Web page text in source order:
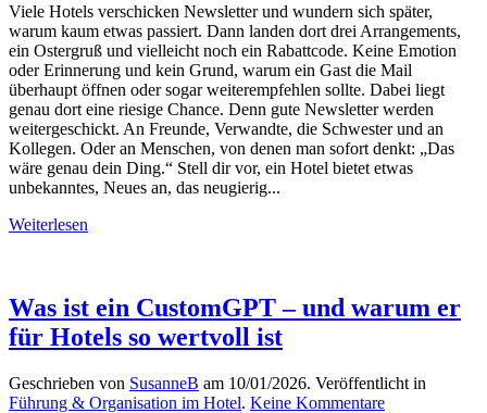
Zielgruppen
für
Hotels
gewinnen
–
mit
einem
eigenen
Newsletter
Viele Hotels verschicken Newsletter und wundern sich später,
warum kaum etwas passiert. Dann landen dort drei Arrangements,
ein Ostergruß und vielleicht noch ein Rabattcode. Keine Emotion
oder Erinnerung und kein Grund, warum ein Gast die Mail
überhaupt öffnen oder sogar weiterempfehlen sollte. Dabei liegt
genau dort eine riesige Chance. Denn gute Newsletter werden
weitergeschickt. An Freunde, Verwandte, die Schwester und an
Kollegen. Oder an Menschen, von denen man sofort denkt: „Das
wäre genau dein Ding.“ Stell dir vor, ein Hotel bietet etwas
unbekanntes, Neues an, das neugierig...
Weiterlesen
Was ist ein CustomGPT – und warum er
für Hotels so wertvoll ist
Geschrieben von SusanneB am 10/01/2026. Veröffentlicht in
Führung & Organisation im Hotel. Keine Kommentarezu